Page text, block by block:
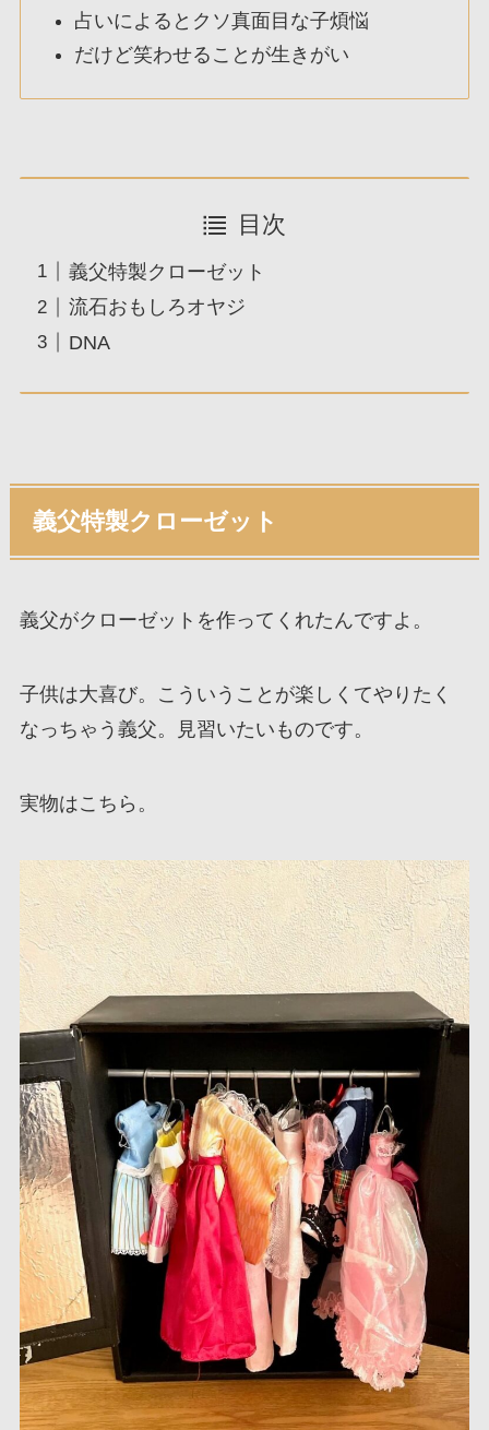
占いによるとクソ真面目な子煩悩
だけど笑わせることが生きがい
目次
義父特製クローゼット
流石おもしろオヤジ
DNA
義父特製クローゼット
義父がクローゼットを作ってくれたんですよ。
子供は大喜び。こういうことが楽しくてやりたく
なっちゃう義父。見習いたいものです。
実物はこちら。